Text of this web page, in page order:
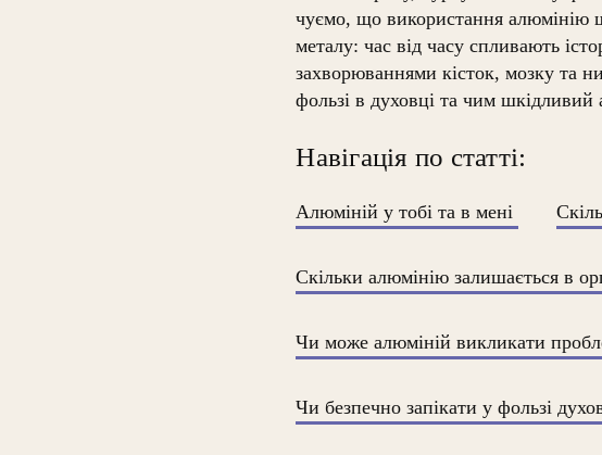
чуємо, що використання алюмінію
металу: час від часу спливають
захворюваннями кісток, мозку та
фользі в духовці та чим шкідливий
Навігація по статті:
Алюміній у тобі та в мені
Скільки алюмінію залишається в
Чи може алюміній викликати
Чи безпечно запікати у фользі